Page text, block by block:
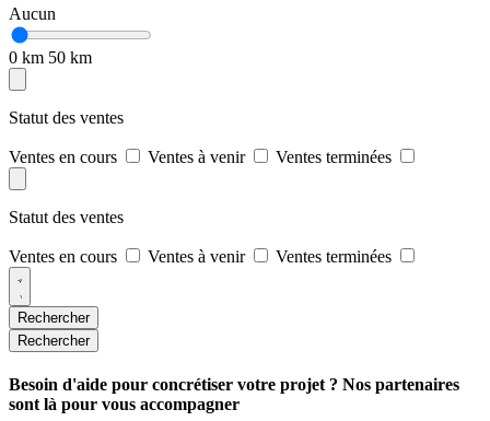
Aucun
0 km 50 km
Statut des ventes
Ventes en cours Ventes à venir Ventes terminées
Statut des ventes
Ventes en cours Ventes à venir Ventes terminées
Rechercher
Rechercher
Besoin d'aide pour concrétiser votre projet ? Nos partenaires
sont là pour vous accompagner